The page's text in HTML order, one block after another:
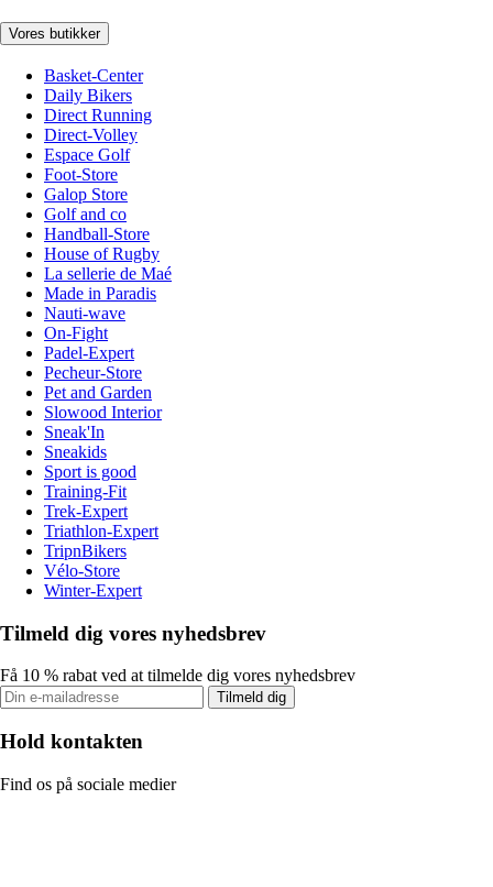
Vores butikker
Basket-Center
Daily Bikers
Direct Running
Direct-Volley
Espace Golf
Foot-Store
Galop Store
Golf and co
Handball-Store
House of Rugby
La sellerie de Maé
Made in Paradis
Nauti-wave
On-Fight
Padel-Expert
Pecheur-Store
Pet and Garden
Slowood Interior
Sneak'In
Sneakids
Sport is good
Training-Fit
Trek-Expert
Triathlon-Expert
TripnBikers
Vélo-Store
Winter-Expert
Tilmeld dig vores nyhedsbrev
Få 10 % rabat ved at tilmelde dig vores nyhedsbrev
Tilmeld dig
Hold kontakten
Find os på sociale medier